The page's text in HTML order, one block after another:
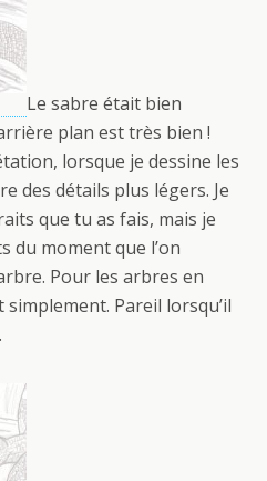
Le sabre était bien
plan est très bien !
lorsque je dessine les
des détails plus légers. Je
que tu as fais, mais je
du moment que l’on
Pour les arbres en
Pareil lorsqu’il